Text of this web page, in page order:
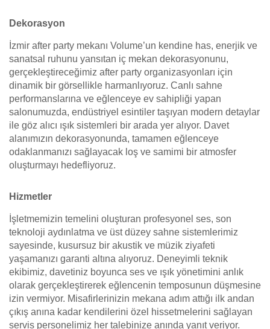
Dekorasyon
İzmir after party mekanı Volume’un kendine has, enerjik ve
sanatsal ruhunu yansıtan iç mekan dekorasyonunu,
gerçekleştireceğimiz after party organizasyonları için
dinamik bir görsellikle harmanlıyoruz. Canlı sahne
performanslarına ve eğlenceye ev sahipliği yapan
salonumuzda, endüstriyel esintiler taşıyan modern detaylar
ile göz alıcı ışık sistemleri bir arada yer alıyor. Davet
alanımızın dekorasyonunda, tamamen eğlenceye
odaklanmanızı sağlayacak loş ve samimi bir atmosfer
oluşturmayı hedefliyoruz.
Hizmetler
İşletmemizin temelini oluşturan profesyonel ses, son
teknoloji aydınlatma ve üst düzey sahne sistemlerimiz
sayesinde, kusursuz bir akustik ve müzik ziyafeti
yaşamanızı garanti altına alıyoruz. Deneyimli teknik
ekibimiz, davetiniz boyunca ses ve ışık yönetimini anlık
olarak gerçekleştirerek eğlencenin temposunun düşmesine
izin vermiyor. Misafirlerinizin mekana adım attığı ilk andan
çıkış anına kadar kendilerini özel hissetmelerini sağlayan
servis personelimiz her talebinize anında yanıt veriyor.